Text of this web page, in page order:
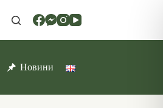
Новини